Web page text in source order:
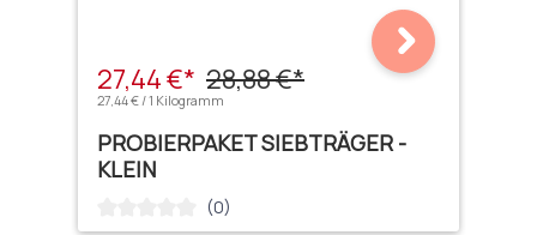
27,44 €* 28,88 €*
27,44 € / 1 Kilogramm
PROBIERPAKET SIEBTRÄGER -
KLEIN
Durchschnittliche Bewertung von 0 von 5 Sternen
(0)